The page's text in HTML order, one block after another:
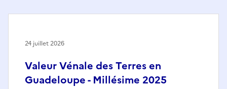
Valeur Vénale des Terres en
Guadeloupe - Millésime 2025
24 juillet 2026